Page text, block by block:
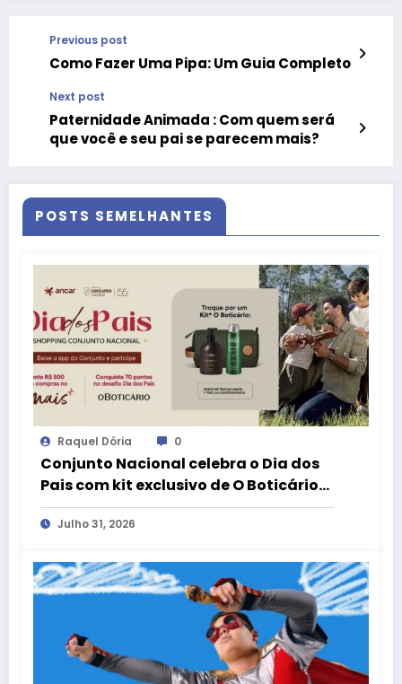
Previous post
Como Fazer Uma Pipa: Um Guia Completo
Next post
Paternidade Animada : Com quem será
que você e seu pai se parecem mais?
POSTS SEMELHANTES
Raquel Dória 0
Conjunto Nacional celebra o Dia dos
Pais com kit exclusivo de O Boticário
no aplicativo aMais
Julho 31, 2026